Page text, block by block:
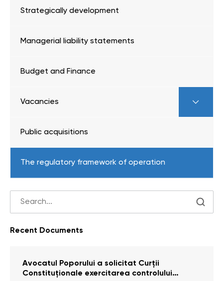
Strategically development
Managerial liability statements
Budget and Finance
Vacancies
Public acquisitions
The regulatory framework of operation
Recent Documents
Avocatul Poporului a solicitat Curţii
Constituţionale exercitarea controlului